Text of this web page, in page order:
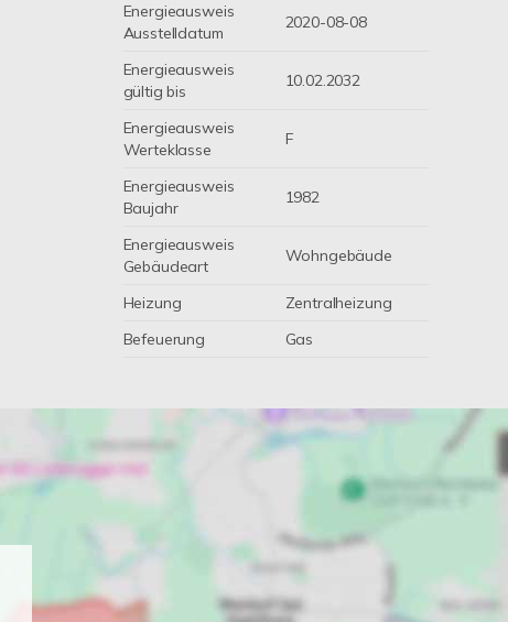
Energieausweis
Ausstelldatum
2020-08-08
Energieausweis
gültig bis
10.02.2032
Energieausweis
Werteklasse
F
Energieausweis
Baujahr
1982
Energieausweis
Gebäudeart
Wohngebäude
Heizung
Zentralheizung
Befeuerung
Gas